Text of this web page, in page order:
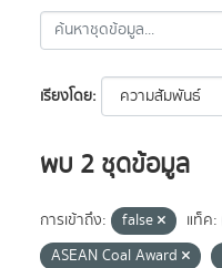
เรียงโดย
พบ 2 ชุดข้อมูล
การเข้าถึง: false แท็ค:
ASEAN Coal Award